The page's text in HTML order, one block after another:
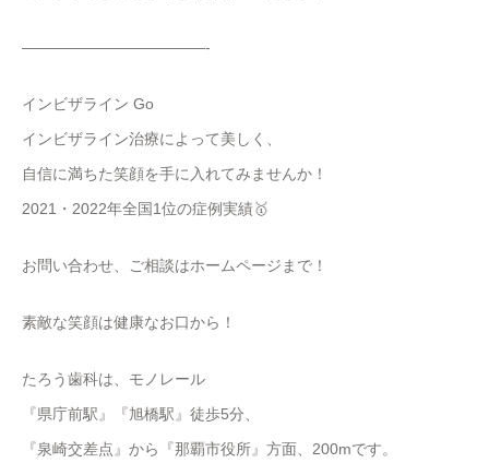
————————————-
インビザライン Go
インビザライン治療によって美しく、
自信に満ちた笑顔を手に入れてみませんか！
2021・2022年全国1位の症例実績🥇
お問い合わせ、ご相談はホームページまで！
素敵な笑顔は健康なお口から！
たろう歯科は、モノレール
『県庁前駅』『旭橋駅』徒歩5分、
『泉崎交差点』から『那覇市役所』方面、200mです。